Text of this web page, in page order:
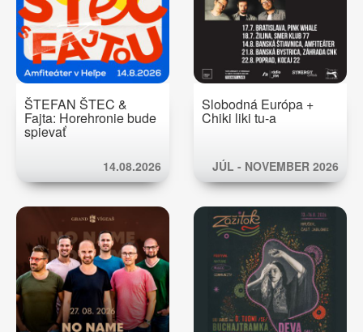
ŠTEFAN ŠTEC &
Fajta: Horehronie bude
spievať
14.08.2026
Slobodná Európa +
Chiki liki tu-a
JÚL - NOVEMBER 2026